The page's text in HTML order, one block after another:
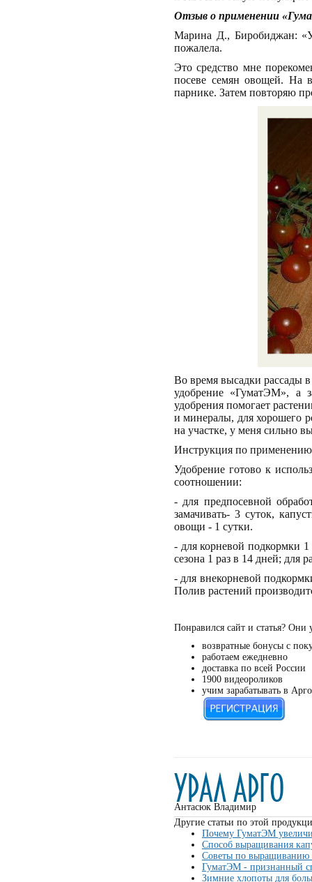
Отзыв о применении
Марина Д., Биробиджан:
пожалела.
Это средство мне
посеве семян овощей. На
парнике. Затем повторяю
Во время высадки рассады
удобрение «ГуматЭМ», а
удобрения помогает
и минералы, для хорошего
на участке, у меня сильно
Инструкция по
Удобрение готово к
соотношении:
- для предпосевной
замачивать- 3 суток,
овощи - 1 сутки.
- для корневой подкормки 1
сезона 1 раз в 14 дней; для
- для внекорневой
Полив растений
Понравился сайт и статья? Они
возвратные бонусы с
работаем ежедневно
доставка по всей России
1900 видеороликов
учим зарабатывать в Арго
Антасюк Владимир
Другие статьи по этой
Почему ГуматЭМ
Способ выращивания
Советы по выращиванию
ГуматЭМ - признанный
Зимние хлопоты для